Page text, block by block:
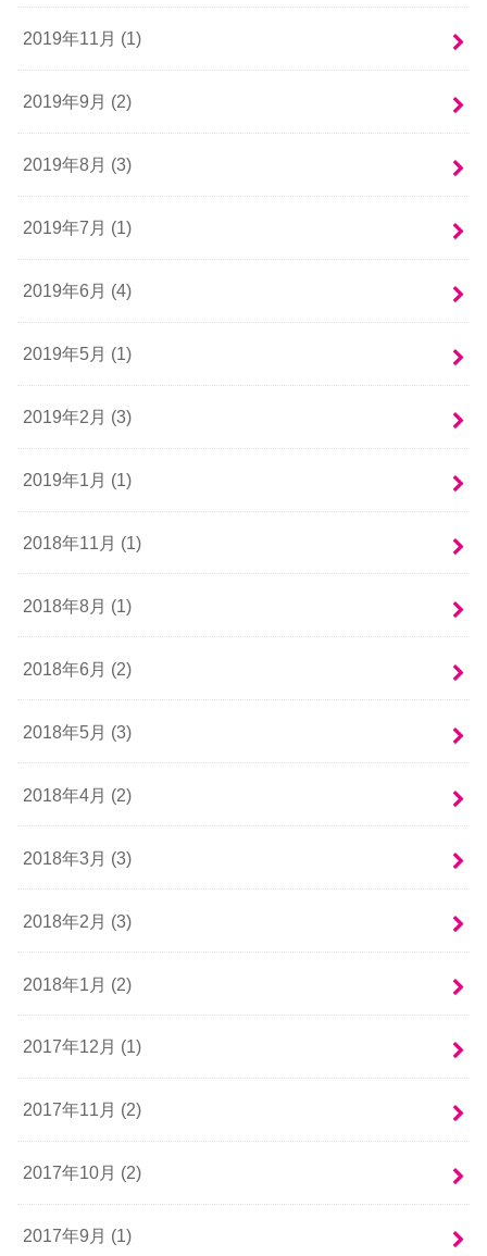
2019年11月 (1)
2019年9月 (2)
2019年8月 (3)
2019年7月 (1)
2019年6月 (4)
2019年5月 (1)
2019年2月 (3)
2019年1月 (1)
2018年11月 (1)
2018年8月 (1)
2018年6月 (2)
2018年5月 (3)
2018年4月 (2)
2018年3月 (3)
2018年2月 (3)
2018年1月 (2)
2017年12月 (1)
2017年11月 (2)
2017年10月 (2)
2017年9月 (1)